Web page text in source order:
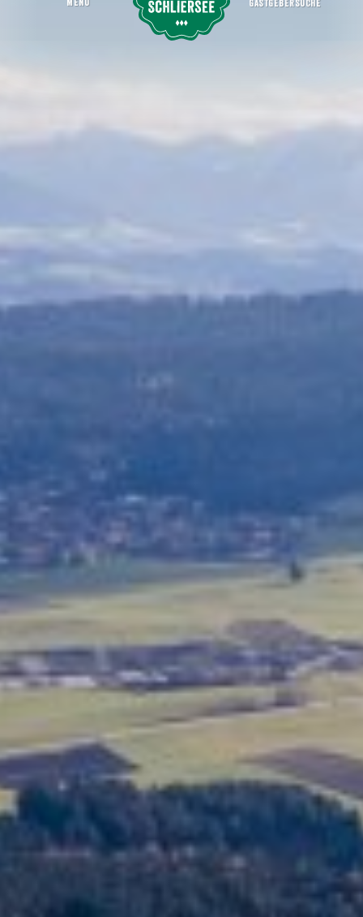
Kammerloher Hof
MENU GASTGEBERSUCHE